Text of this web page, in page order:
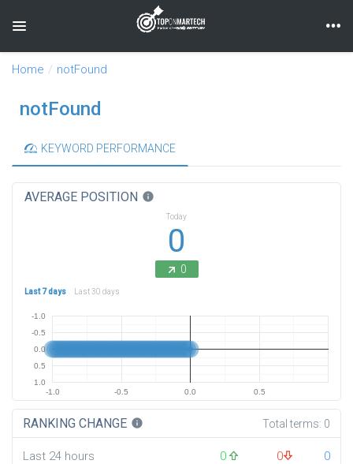
Toggle navigation
Home notFound
notFound
KEYWORD PERFORMANCE
AVERAGE POSITION info
Today
0
0
Last 7 days Last 30 days
-1.0 -0.5 0.0 0.5
-1.0
-0.5
0.0
0.5
1.0
RANKING CHANGE info Total terms: 0
Last 24 hours 0 0
0